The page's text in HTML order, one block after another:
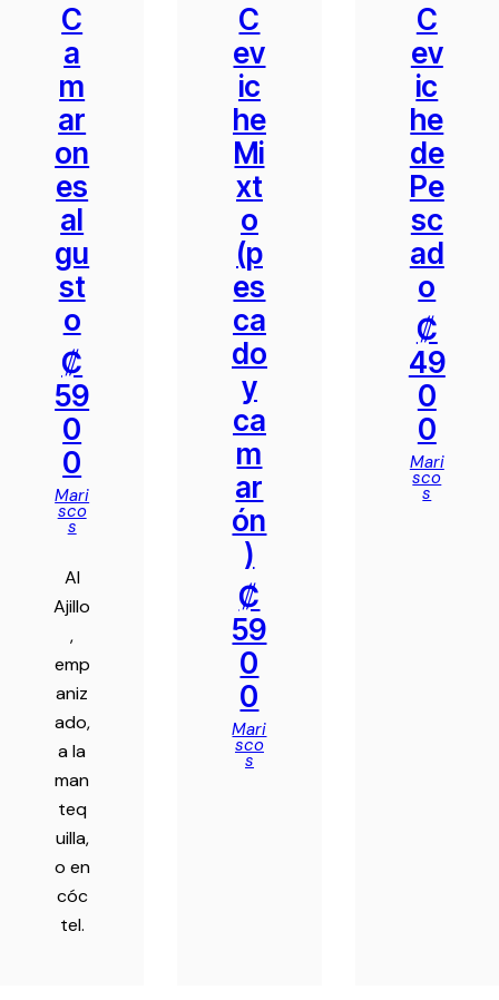
C
a
m
ar
on
es
al
gu
st
o
₡
59
0
0
Mari
sco
s
Al
Ajillo
,
emp
aniz
ado,
a la
man
teq
uilla,
o en
cóc
tel.
C
ev
ic
he
Mi
xt
o
(p
es
ca
do
y
ca
m
ar
ón
)
₡
59
0
0
Mari
sco
s
C
ev
ic
he
de
Pe
sc
ad
o
₡
49
0
0
Mari
sco
s